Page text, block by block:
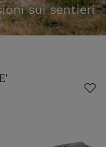
sui sentieri